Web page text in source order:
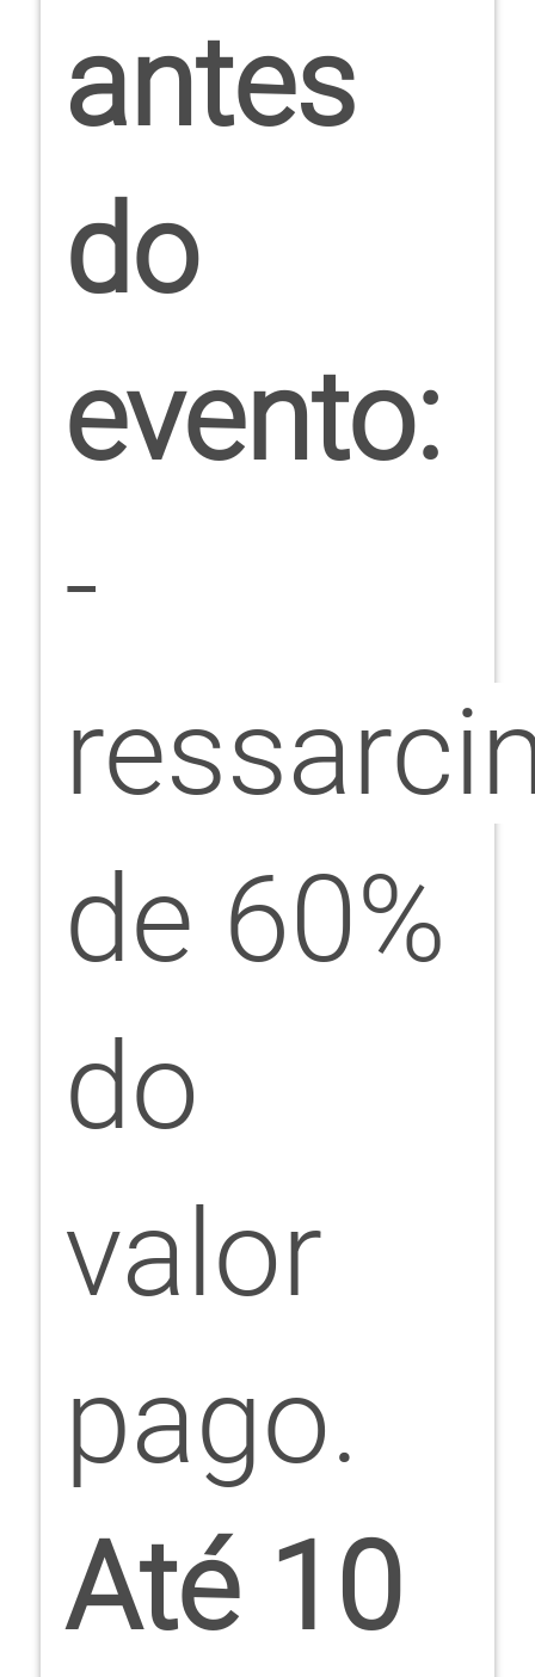
antes
do
evento:
-
de 60%
do
valor
pago.
Até 10